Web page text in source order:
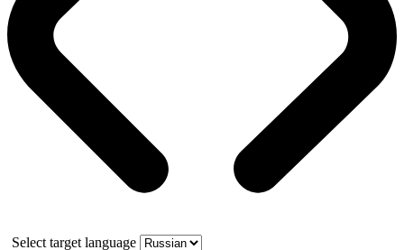
Select target language